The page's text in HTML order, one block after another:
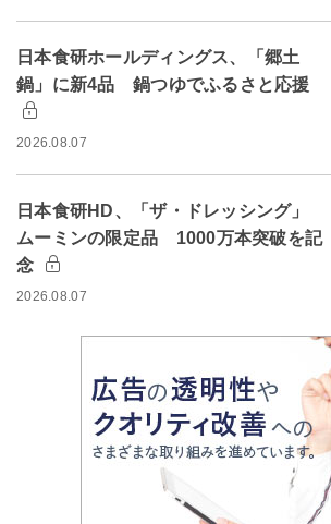
日本食研ホールディングス、「郷土
鍋」に新4品 鍋つゆでふるさと応援
2026.08.07
日本食研HD、「ザ・ドレッシング」
ムーミンの限定品 1000万本突破を記
念
2026.08.07